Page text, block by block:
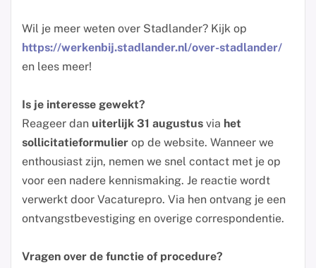
Wil je meer weten over Stadlander? Kijk op
https://werkenbij.stadlander.nl/over-stadlander/
en lees meer!
Is je interesse gewekt?
Reageer dan uiterlijk 31 augustus via het
sollicitatieformulier op de website. Wanneer we
enthousiast zijn, nemen we snel contact met je op
voor een nadere kennismaking. Je reactie wordt
verwerkt door Vacaturepro. Via hen ontvang je een
ontvangstbevestiging en overige correspondentie.
Vragen over de functie of procedure?